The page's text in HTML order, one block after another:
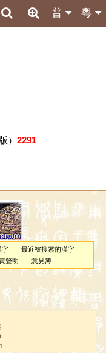
粵
普
） 2291
字
最近被搜索的漢字
聲明 意見簿